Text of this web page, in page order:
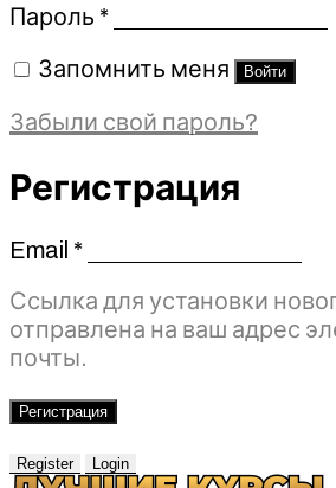
Пароль *Обязательно
Запомнить меня Войти
Забыли свой пароль?
Регистрация
Email *Обязательно
Ссылка для установки
отправлена ​​на ваш адрес
почты.
Регистрация
Register Login